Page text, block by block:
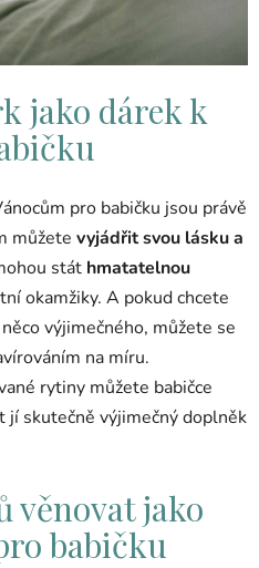
jako dárek k
pro babičku jsou právě
můžete vyjádřit svou lásku a
stát hmatatelnou
okamžiky. A pokud chcete
výjimečného, můžete se
na míru.
rytiny můžete babičce
jí skutečně výjimečný doplněk
věnovat jako
babičku